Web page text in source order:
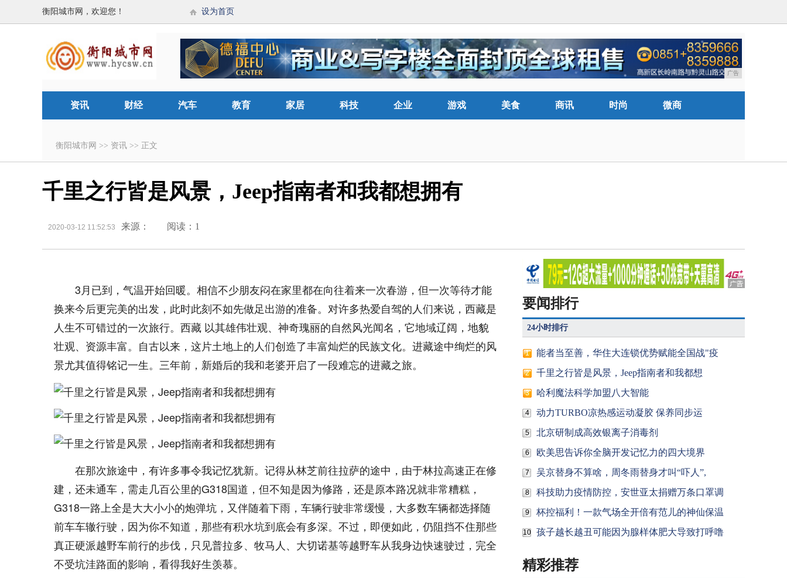
衡阳城市网，欢迎您！ 设为首页
广告
资讯 财经 汽车 教育 家居 科技 企业 游戏 美食 商讯 时尚 微商
衡阳城市网 >> 资讯 >> 正文
千里之行皆是风景，Jeep指南者和我都想拥有
2020-03-12 11:52:53 来源： 阅读：1
3月已到，气温开始回暖。相信不少朋友闷在家里都在向往着来一次春游，但一次等待才能
换来今后更完美的出发，此时此刻不如先做足出游的准备。对许多热爱自驾的人们来说，西藏是
人生不可错过的一次旅行。西藏 以其雄伟壮观、神奇瑰丽的自然风光闻名，它地域辽阔，地貌
壮观、资源丰富。自古以来，这片土地上的人们创造了丰富灿烂的民族文化。进藏途中绚烂的风
景尤其值得铭记一生。三年前，新婚后的我和老婆开启了一段难忘的进藏之旅。
在那次旅途中，有许多事令我记忆犹新。记得从林芝前往拉萨的途中，由于林拉高速正在修
建，还未通车，需走几百公里的G318国道，但不知是因为修路，还是原本路况就非常糟糕，
G318一路上全是大大小小的炮弹坑，又伴随着下雨，车辆行驶非常缓慢，大多数车辆都选择随
前车车辙行驶，因为你不知道，那些有积水坑到底会有多深。不过，即便如此，仍阻挡不住那些
真正硬派越野车前行的步伐，只见普拉多、牧马人、大切诺基等越野车从我身边快速驶过，完全
不受坑洼路面的影响，看得我好生羡慕。
要闻排行
24小时排行
1 能者当至善，华住大连锁优势赋能全国战"疫
2 千里之行皆是风景，Jeep指南者和我都想
3 哈利魔法科学加盟八大智能
4 动力TURBO凉热感运动凝胶 保养同步运
5 北京研制成高效银离子消毒剂
6 欧美思告诉你全脑开发记忆力的四大境界
7 吴京替身不算啥，周冬雨替身才叫“吓人”,
8 科技助力疫情防控，安世亚太捐赠万条口罩调
9 杯控福利！一款气场全开倍有范儿的神仙保温
10 孩子越长越丑可能因为腺样体肥大导致打呼噜
精彩推荐